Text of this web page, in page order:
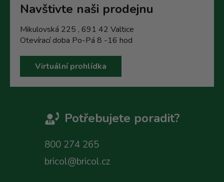
Navštivte naši prodejnu
Mikulovská 225 , 691 42 Valtice
Otevírací doba Po-Pá 8 -16 hod
Virtuální prohlídka
Potřebujete poradit?
800 274 265
bricol@bricol.cz